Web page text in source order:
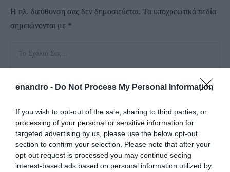
enandro - Do Not Process My Personal Information
If you wish to opt-out of the sale, sharing to third parties, or
processing of your personal or sensitive information for
targeted advertising by us, please use the below opt-out
section to confirm your selection. Please note that after your
opt-out request is processed you may continue seeing
interest-based ads based on personal information utilized by
Η ηλ. διεύθυνση σας δεν δημοσιεύεται. Τα υποχρεωτικά πεδία
σημειώνονται με *